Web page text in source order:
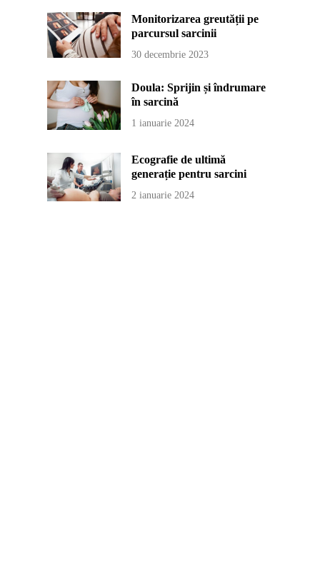
Monitorizarea greutății pe
parcursul sarcinii
30 decembrie 2023
Doula: Sprijin și îndrumare
în sarcină
1 ianuarie 2024
Ecografie de ultimă
generație pentru sarcini
2 ianuarie 2024